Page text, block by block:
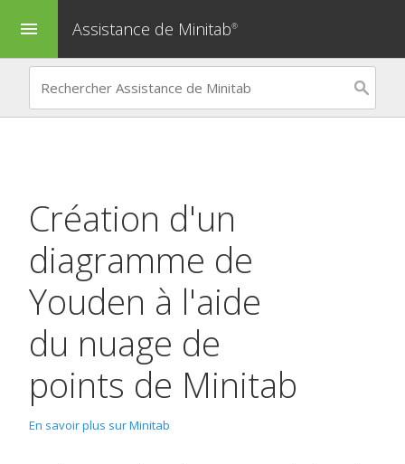
menu Assistance de Minitab®
Création d'un
diagramme de
Youden à l'aide
du nuage de
points de Minitab
En savoir plus sur Minitab